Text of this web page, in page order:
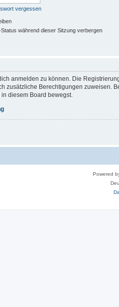
vergessen
Status während dieser Sitzung verbergen
anmelden zu können. Die
zusätzliche Berechtigungen zuweisen.
diesem Board bewegst.
Powered